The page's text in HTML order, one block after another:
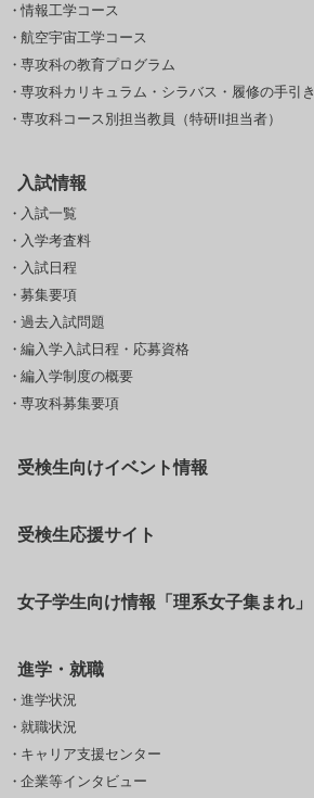
情報工学コース
航空宇宙工学コース
専攻科の教育プログラム
専攻科カリキュラム・シラバス・履修の手引き
専攻科コース別担当教員（特研Ⅱ担当者）
入試情報
入試一覧
入学考査料
入試日程
募集要項
過去入試問題
編入学入試日程・応募資格
編入学制度の概要
専攻科募集要項
受検生向けイベント情報
受検生応援サイト
女子学生向け情報「理系女子集まれ」
進学・就職
進学状況
就職状況
キャリア支援センター
企業等インタビュー